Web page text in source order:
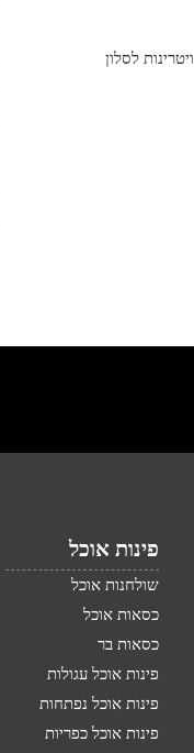
ויטרינות לסלון
פינות אוכל
שולחנות אוכל
כסאות אוכל
כסאות בר
פינות אוכל עגולות
פינות אוכל נפתחות
פינות אוכל כפריות